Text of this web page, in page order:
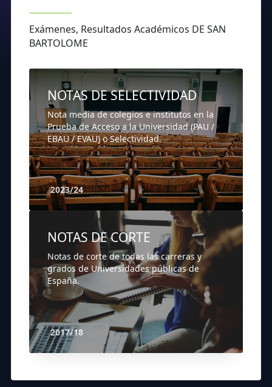
Exámenes, Resultados Académicos DE SAN
BARTOLOME
NOTAS DE SELECTIVIDAD
Nota media de colegios e institutos en la
Prueba de Acceso a la Universidad (PAU /
EBAU / EVAU) o Selectividad.
2023/24
NOTAS DE CORTE
Notas de corte de todas las carreras y
grados de Universidades públicas de
España.
2017/18